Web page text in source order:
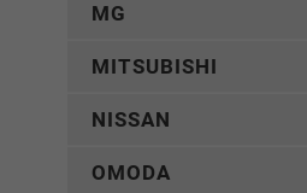
MG
MITSUBISHI
NISSAN
OMODA